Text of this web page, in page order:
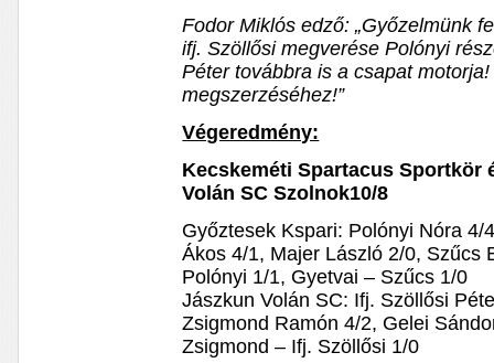
Fodor Miklós edző: „Győzelmünk
ifj. Szöllősi megverése Polónyi
Péter továbbra is a csapat
megszerzéséhez!”
Végeredmény:
Kecskeméti Spartacus Sportkör
Volán SC Szolnok10/8
Győztesek Kspari: Polónyi Nóra
Ákos 4/1, Majer László 2/0, Szűcs
Polónyi 1/1, Gyetvai – Szűcs 1/0
Jászkun Volán SC: Ifj. Szöllősi
Zsigmond Ramón 4/2, Gelei
Zsigmond – Ifj. Szöllősi 1/0